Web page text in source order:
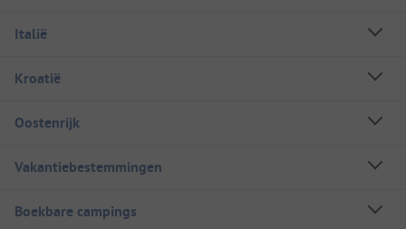
Italië
Kroatië
Oostenrijk
Vakantiebestemmingen
Boekbare campings